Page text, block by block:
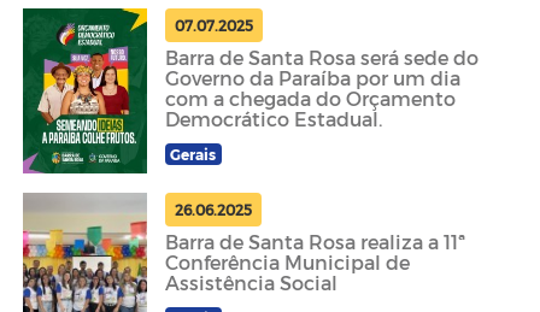
07.07.2025
Barra de Santa Rosa será sede do
Governo da Paraíba por um dia
com a chegada do Orçamento
Democrático Estadual.
Gerais
26.06.2025
Barra de Santa Rosa realiza a 11ª
Conferência Municipal de
Assistência Social